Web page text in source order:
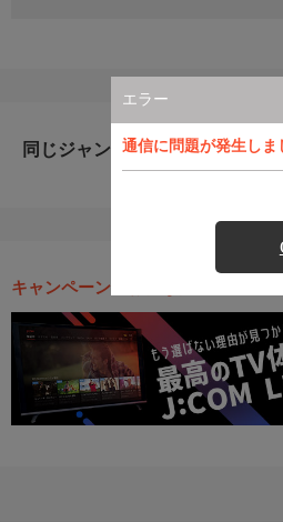
エラー
通信に問題が発生し
同じジャンルのおすすめ番組
キャンペーン・お得な情報